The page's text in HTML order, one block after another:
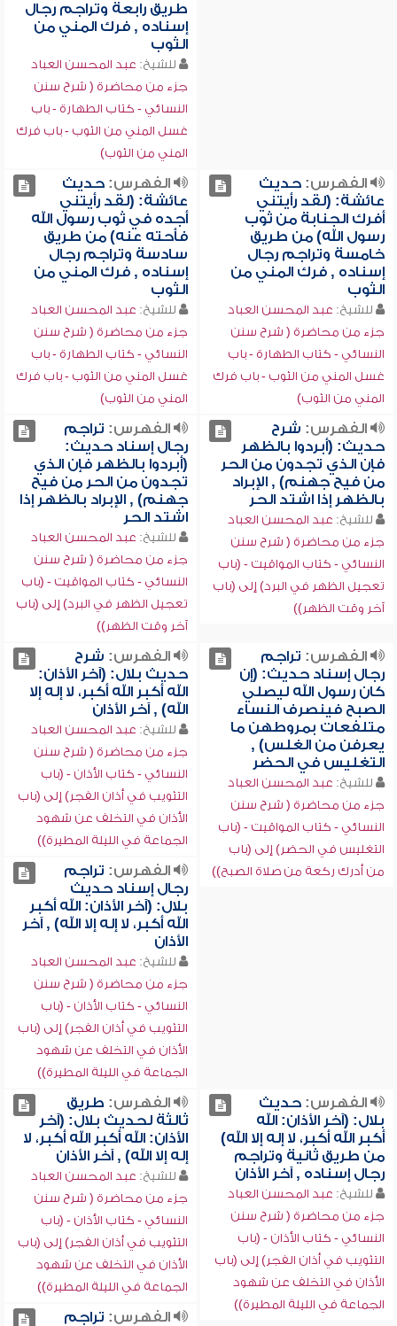
طريق رابعة وتراجم رجال
إسناده , فرك المني من
الثوب
للشيخ: عبد المحسن العباد
جزء من محاضرة ( شرح سنن
النسائي - كتاب الطهارة - باب
غسل المني من الثوب - باب فرك
المني من الثوب)
الفهرس:حديث
عائشة: (لقد رأيتني
أفرك الجنابة من ثوب
رسول الله) من طريق
خامسة وتراجم رجال
إسناده , فرك المني من
الثوب
للشيخ: عبد المحسن العباد
جزء من محاضرة ( شرح سنن
النسائي - كتاب الطهارة - باب
غسل المني من الثوب - باب فرك
المني من الثوب)
الفهرس:حديث
عائشة: (لقد رأيتني
أجده في ثوب رسول الله
فأحته عنه) من طريق
سادسة وتراجم رجال
إسناده , فرك المني من
الثوب
للشيخ: عبد المحسن العباد
جزء من محاضرة ( شرح سنن
النسائي - كتاب الطهارة - باب
غسل المني من الثوب - باب فرك
المني من الثوب)
الفهرس: شرح
حديث: (أبردوا بالظهر
فإن الذي تجدون من الحر
من فيح جهنم) , الإبراد
بالظهر إذا اشتد الحر
للشيخ: عبد المحسن العباد
جزء من محاضرة ( شرح سنن
النسائي - كتاب المواقيت - (باب
تعجيل الظهر في البرد) إلى (باب
آخر وقت الظهر))
الفهرس: تراجم
رجال إسناد حديث:
(أبردوا بالظهر فإن الذي
تجدون من الحر من فيح
جهنم) , الإبراد بالظهر إذا
اشتد الحر
للشيخ: عبد المحسن العباد
جزء من محاضرة ( شرح سنن
النسائي - كتاب المواقيت - (باب
تعجيل الظهر في البرد) إلى (باب
آخر وقت الظهر))
الفهرس: تراجم
رجال إسناد حديث: (إن
كان رسول الله ليصلي
الصبح فينصرف النساء
متلفعات بمروطهن ما
يعرفن من الغلس) ,
التغليس في الحضر
للشيخ: عبد المحسن العباد
جزء من محاضرة ( شرح سنن
النسائي - كتاب المواقيت - (باب
التغليس في الحضر) إلى (باب
من أدرك ركعة من صلاة الصبح))
الفهرس: شرح
حديث بلال: (آخر الأذان:
الله أكبر الله أكبر، لا إله إلا
الله) , آخر الأذان
للشيخ: عبد المحسن العباد
جزء من محاضرة ( شرح سنن
النسائي - كتاب الأذان - (باب
التثويب في أذان الفجر) إلى (باب
الأذان في التخلف عن شهود
الجماعة في الليلة المطيرة))
الفهرس: تراجم
رجال إسناد حديث
بلال: (آخر الأذان: الله أكبر
الله أكبر، لا إله إلا الله) , آخر
الأذان
للشيخ: عبد المحسن العباد
جزء من محاضرة ( شرح سنن
النسائي - كتاب الأذان - (باب
التثويب في أذان الفجر) إلى (باب
الأذان في التخلف عن شهود
الجماعة في الليلة المطيرة))
الفهرس:حديث
بلال: (آخر الأذان: الله
أكبر الله أكبر، لا إله إلا الله)
من طريق ثانية وتراجم
رجال إسناده , آخر الأذان
للشيخ: عبد المحسن العباد
جزء من محاضرة ( شرح سنن
النسائي - كتاب الأذان - (باب
التثويب في أذان الفجر) إلى (باب
الأذان في التخلف عن شهود
الجماعة في الليلة المطيرة))
الفهرس: طريق
ثالثة لحديث بلال: (آخر
الأذان: الله أكبر الله أكبر، لا
إله إلا الله) , آخر الأذان
للشيخ: عبد المحسن العباد
جزء من محاضرة ( شرح سنن
النسائي - كتاب الأذان - (باب
التثويب في أذان الفجر) إلى (باب
الأذان في التخلف عن شهود
الجماعة في الليلة المطيرة))
الفهرس: تراجم